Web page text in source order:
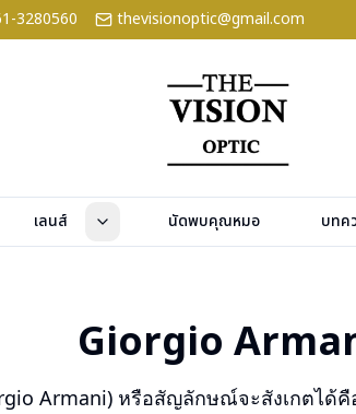
3280560 thevisionoptic@gmail.com
เลนส์ นัดพบคุณหมอ บทค
Giorgio
Armani) หรือสัญลักษณ์จะสังเกตได้คื